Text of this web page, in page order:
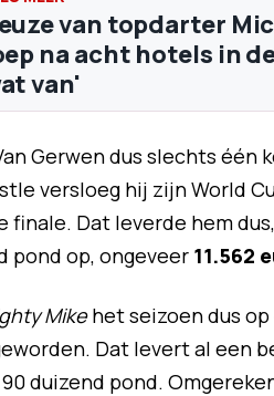
van topdarter
na acht hotels in
van'
Gerwen dus slechts één
versloeg hij zijn World
finale. Dat leverde hem
pond op, ongeveer 11.562
Mikehet seizoen dus op
Dat levert al een
duizend pond.